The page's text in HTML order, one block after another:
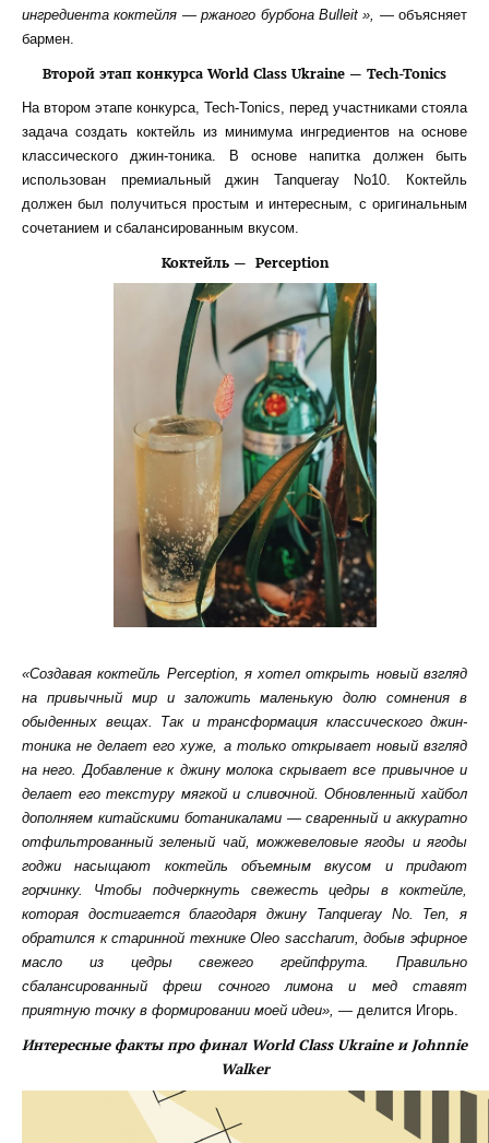
ингредиента коктейля — ржаного бурбона Bulleit », — объясняет
бармен.
Второй этап конкурса World Class Ukraine — Tech-Tonics
На втором этапе конкурса, Tech-Tonics, перед участниками стояла
задача создать коктейль из минимума ингредиентов на основе
классического джин-тоника. В основе напитка должен быть
использован премиальный джин Tanqueray No10. Коктейль
должен был получиться простым и интересным, с оригинальным
сочетанием и сбалансированным вкусом.
Коктейль — Perception
«Создавая коктейль Perception, я хотел открыть новый взгляд
на привычный мир и заложить маленькую долю сомнения в
обыденных вещах. Так и трансформация классического джин-
тоника не делает его хуже, а только открывает новый взгляд
на него. Добавление к джину молока скрывает все привычное и
делает его текстуру мягкой и сливочной. Обновленный хайбол
дополняем китайскими ботаникалами — сваренный и аккуратно
отфильтрованный зеленый чай, можжевеловые ягоды и ягоды
годжи насыщают коктейль объемным вкусом и придают
горчинку. Чтобы подчеркнуть свежесть цедры в коктейле,
которая достигается благодаря джину Tanqueray No. Ten, я
обратился к старинной технике Oleo saccharum, добыв эфирное
масло из цедры свежего грейпфрута. Правильно
сбалансированный фреш сочного лимона и мед ставят
приятную точку в формировании моей идеи», — делится Игорь.
Интересные факты про финал World Class Ukraine и Johnnie
Walker